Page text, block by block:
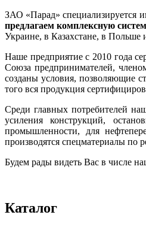
ЗАО «Парад» специализируется
предлагаем комплексную
Украине, в Казахстане, в Польше
Наше предприятие с 2010 года
Союза предпринимателей,
созданы условия, позволяющие
того вся продукция
Среди главных потребителей
усиления конструкций,
промышленности, для
производятся спецматериалы по
Будем рады видеть Вас в числе
Каталог